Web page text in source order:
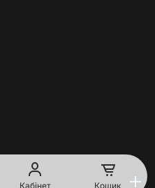
Кабінет Кошик